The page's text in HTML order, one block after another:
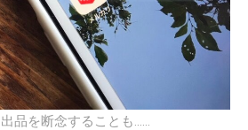
品を断念することも……